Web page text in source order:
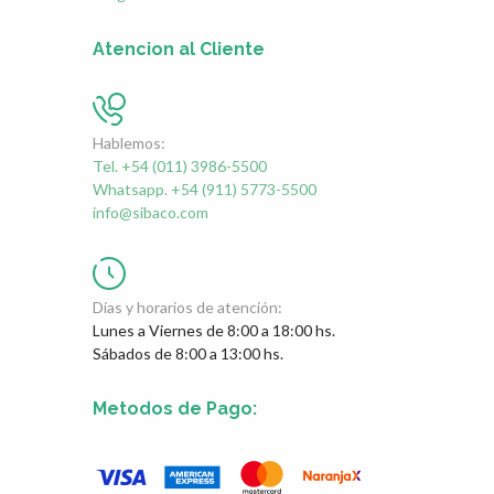
Atencion al Cliente
Hablemos:
Tel. +54 (011) 3986-5500
Whatsapp. +54 (911) 5773-5500
info@sibaco.com
Días y horarios de atención:
Lunes a Viernes de 8:00 a 18:00 hs.
Sábados de 8:00 a 13:00 hs.
Metodos de Pago: